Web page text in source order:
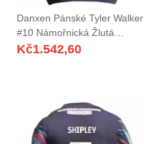
Danxen Pánské Tyler Walker
#10 Námořnická Žlutá
Červená Daleko Hráčské
Kč1.542,60